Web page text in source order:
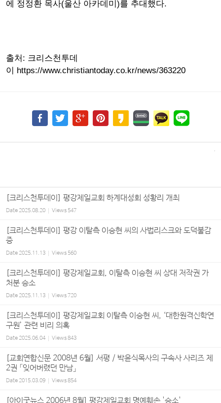
에 정정환 목사(울산 아카데미)를 추대했다.
출처: 크리스천투데
이 https://www.christiantoday.co.kr/news/363220
[크리스천투데이] 평강제일교회 하계대성회 성황리 개최
Date2025.08.20 Views 547
[크리스천투데이] 평강 이탈측 이승현 씨의 사법리스크와 도덕불감
증
Date2025.11.13 Views 560
[크리스천투데이] 평강제일교회, 이탈측 이승현 씨 상대 저작권 가
처분 승소
Date2025.11.13 Views720
[크리스천투데이] 평강제일교회 이탈측 이승현 씨, ‘대한원격신학연
구원’ 관련 비리 의혹
Date2025.06.04 Views843
[교회연합신문 2008년 6월] 서평 / 박윤식목사의 구속사 사리즈 제
2권 「잊어버렸던 만남」
Date2015.03.09 Views854
[아이굿뉴스 2006년 8월] 평강제일교회 명예훼손 '승소'